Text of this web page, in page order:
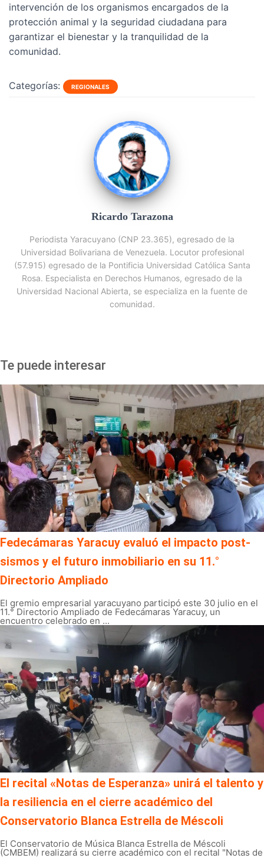
intervención de los organismos encargados de la
protección animal y la seguridad ciudadana para
garantizar el bienestar y la tranquilidad de la
comunidad.
Categorías: REGIONALES
Ricardo Tarazona
Periodista Yaracuyano (CNP 23.365), egresado de la
Universidad Bolivariana de Venezuela. Locutor profesional
(57.915) egresado de la Pontificia Universidad Católica Santa
Rosa. Especialista en Derechos Humanos, egresado de la
Universidad Nacional Abierta, se especializa en la fuente de
comunidad.
Te puede interesar
Fedecámaras Yaracuy evaluó el impacto post-
sismos y el futuro inmobiliario en su 11.°
Directorio Ampliado
El gremio empresarial yaracuyano participó este 30 julio en el
11.° Directorio Ampliado de Fedecámaras Yaracuy, un
encuentro celebrado en ...
El recital «Notas de Esperanza» unirá el talento y
la resiliencia en el cierre académico del
Conservatorio Blanca Estrella de Méscoli
El Conservatorio de Música Blanca Estrella de Méscoli
(CMBEM) realizará su cierre académico con el recital "Notas de